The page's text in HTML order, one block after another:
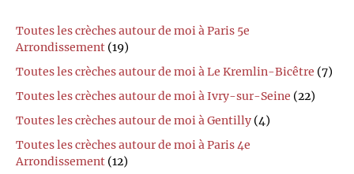
Toutes les crèches autour de moi à Paris 5e
Arrondissement (19)
Toutes les crèches autour de moi à Le Kremlin-Bicêtre (7)
Toutes les crèches autour de moi à Ivry-sur-Seine (22)
Toutes les crèches autour de moi à Gentilly (4)
Toutes les crèches autour de moi à Paris 4e
Arrondissement (12)